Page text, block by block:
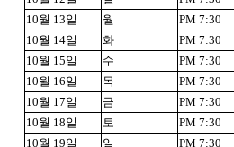
10월 13일 월
PM 7:30
10월 14일 화
PM 7:30
10월 15일 수
PM 7:30
10월 16일 목
PM 7:30
10월 17일 금
PM 7:30
10월 18일 토
PM 7:30
10월 19일 일 PM 7:30